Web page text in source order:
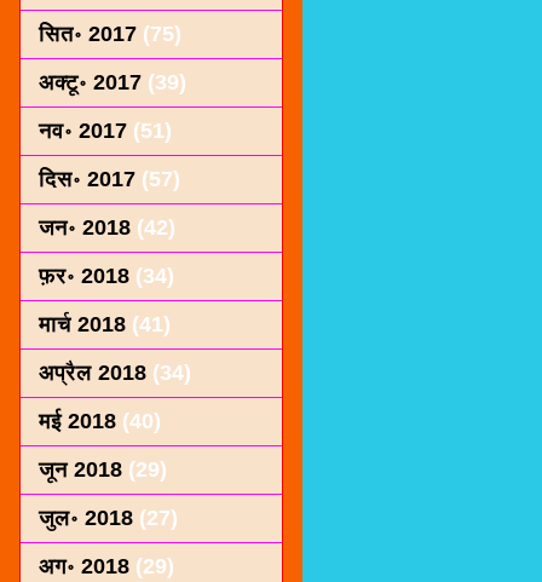
सित॰ 2017 (75)
अक्टू॰ 2017 (39)
नव॰ 2017 (51)
दिस॰ 2017 (57)
जन॰ 2018 (42)
फ़र॰ 2018 (34)
मार्च 2018 (41)
अप्रैल 2018 (34)
मई 2018 (40)
जून 2018 (29)
जुल॰ 2018 (27)
अग॰ 2018 (29)